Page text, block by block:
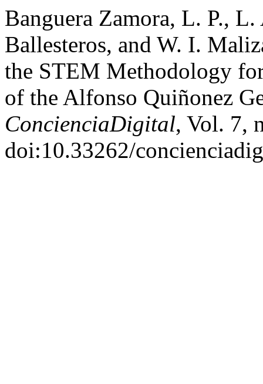
Banguera Zamora, L. P.,
Ballesteros, and W. I.
the STEM Methodology
of the Alfonso Quiñonez
ConcienciaDigital, Vol. 7,
doi:10.33262/